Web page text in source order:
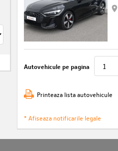
Autovehicule pe pagina
Printeaza lista autovehicule
* Afiseaza notificarile legale